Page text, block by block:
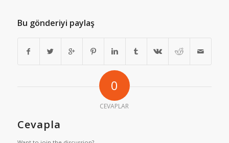
Bu gönderiyi paylaş
0
CEVAPLAR
Cevapla